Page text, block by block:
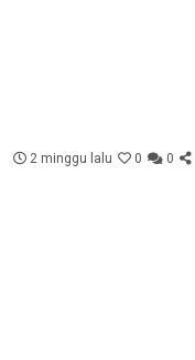
2 minggu lalu 0 0